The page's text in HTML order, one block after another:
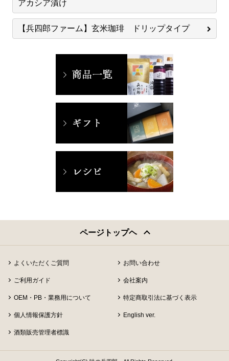
アカシア漬け
【兵四郎ファーム】玄米珈琲 ドリップタイプ
ページトップヘ
よくいただくご質問 お問い合わせ
ご利用ガイド 会社案内
OEM・PB・業務用について 特定商取引法に基づく表示
個人情報保護方針 English ver.
酒類販売管理者標識